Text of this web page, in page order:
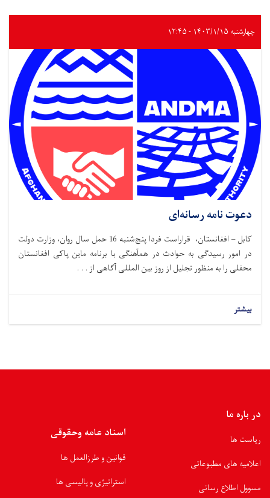
چهارشنبه ۱۴۰۳/۱/۱۵ - ۱۲:۴۵
دعوت نامه رسانه‌ای
کابل – افغانستان، قراراست فردا پنج‌شنبه 16 حمل سال روان، وزارت دولت
در امور رسیدگی به حوادث در همآهنگی با برنامه ماین پاکی افغانستان
محفلی را به منظور تجلیل از روز بین المللی آگاهی از . . .
بیشتر
در باره ما
ریاست ها
اعلامیه های مطبوعاتی
مسوول اطلاع رسانی
اسناد عامه وحقوقی
قوانین و طرزالعمل ها
استراتیژی و پالیسی ها